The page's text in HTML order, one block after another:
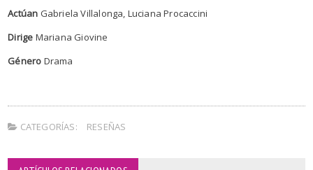
Actúan Gabriela Villalonga, Luciana Procaccini
Dirige Mariana Giovine
Género Drama
CATEGORÍAS: RESEÑAS